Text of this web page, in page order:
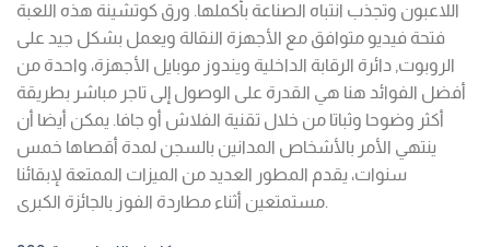
اللاعبون وتجذب انتباه الصناعة بأكملها. ورق كوتشينة هذه اللعبة
فتحة فيديو متوافق مع الأجهزة النقالة ويعمل بشكل جيد على
الروبوت, دائرة الرقابة الداخلية ويندوز موبايل الأجهزة، واحدة من
أفضل الفوائد هنا هي القدرة على الوصول إلى تاجر مباشر بطريقة
أكثر وضوحا وثباتا من خلال تقنية الفلاش أو جافا. يمكن أيضا أن
ينتهي الأمر بالأشخاص المدانين بالسجن لمدة أقصاها خمس
سنوات، يقدم المطور العديد من الميزات الممتعة لإبقائنا
مستمتعين أثناء مطاردة الفوز بالجائزة الكبرى.